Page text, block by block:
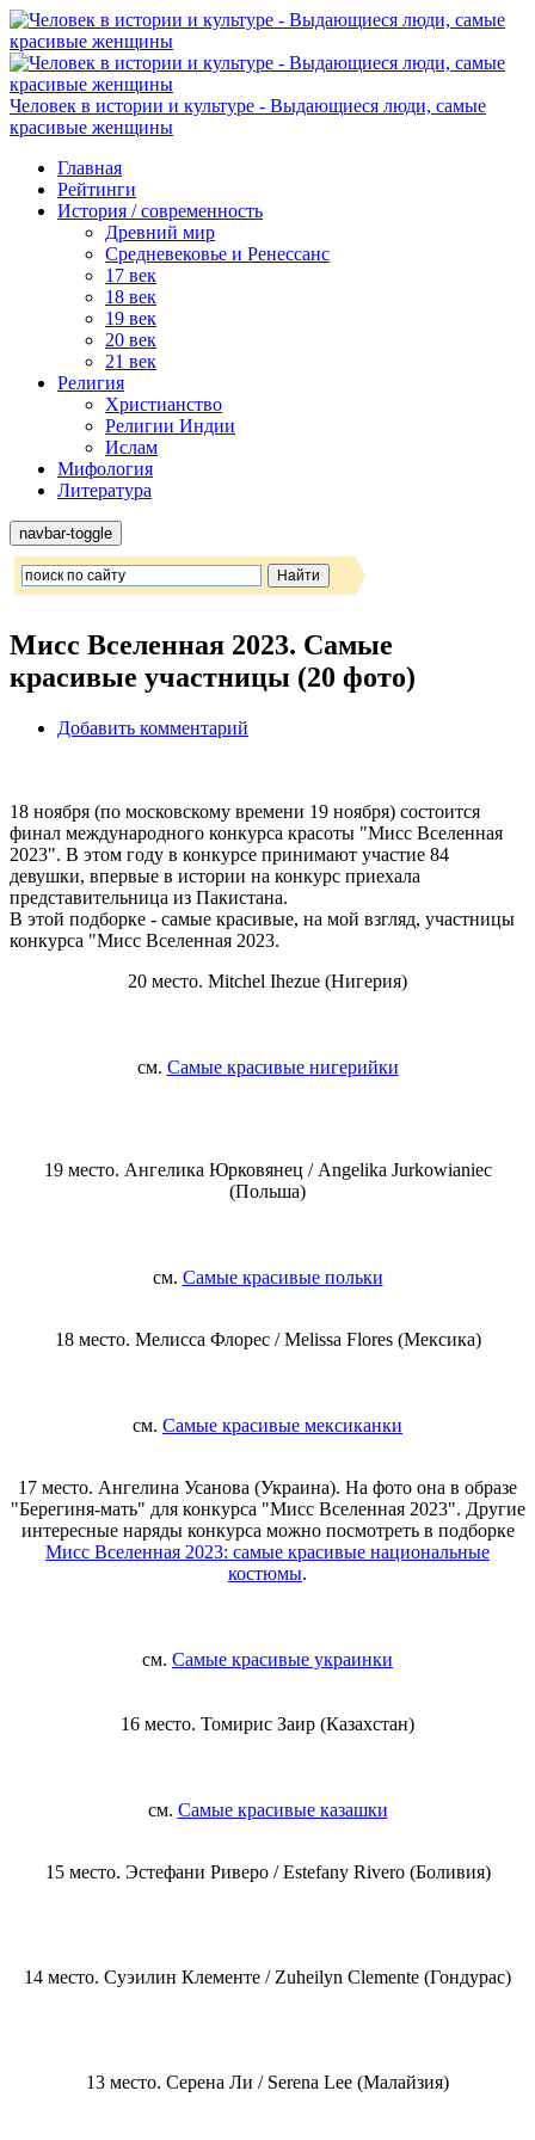
Человек в истории и культуре - Выдающиеся люди, самые
красивые женщины
Главная
Рейтинги
История / современность
Древний мир
Средневековье и Ренессанс
17 век
18 век
19 век
20 век
21 век
Религия
Христианство
Религии Индии
Ислам
Мифология
Литература
navbar-toggle
Мисс Вселенная 2023. Самые
красивые участницы (20 фото)
Добавить комментарий
18 ноября (по московскому времени 19 ноября) состоится
финал международного конкурса красоты "Мисс Вселенная
2023". В этом году в конкурсе принимают участие 84
девушки, впервые в истории на конкурс приехала
представительница из Пакистана.
В этой подборке - самые красивые, на мой взгляд, участницы
конкурса "Мисс Вселенная 2023.
20 место. Mitchel Ihezue (Нигерия)
см. Самые красивые нигерийки
19 место. Ангелика Юрковянец / Angelika Jurkowianiec
(Польша)
см. Самые красивые польки
18 место. Мелисса Флорес / Melissa Flores (Мексика)
см. Самые красивые мексиканки
17 место. Ангелина Усанова (Украина). На фото она в образе
"Берегиня-мать" для конкурса "Мисс Вселенная 2023". Другие
интересные наряды конкурса можно посмотреть в подборке
Мисс Вселенная 2023: самые красивые национальные
костюмы.
см. Самые красивые украинки
16 место. Томирис Заир (Казахстан)
см. Самые красивые казашки
15 место. Эстефани Риверо / Estefany Rivero (Боливия)
14 место. Суэилин Клементе / Zuheilyn Clemente (Гондурас)
13 место. Серена Ли / Serena Lee (Малайзия)